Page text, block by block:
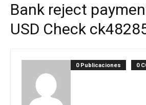
Bank reject
USD Check
0 Publicaciones 0